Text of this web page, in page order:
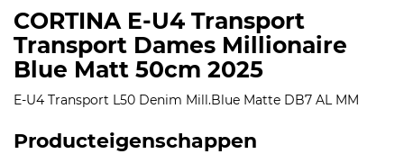
CORTINA E-U4 Transport
Transport Dames Millionaire
Blue Matt 50cm 2025
E-U4 Transport L50 Denim Mill.Blue Matte DB7 AL MM
Producteigenschappen